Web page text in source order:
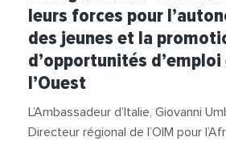
leurs forces pour
des jeunes et la
d’opportunités
l’Ouest
L’Ambassadeur d’Italie, Giovanni
Directeur régional de l’OIM pour